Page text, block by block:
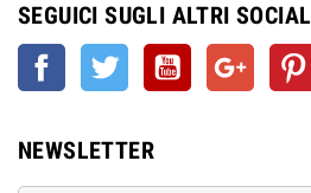
SEGUICI SUGLI ALTRI SOCIAL
Facebook Twitter YouTube Google+
NEWSLETTER